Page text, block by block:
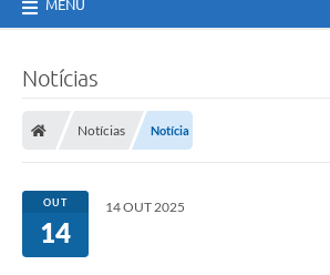
MENU
Notícias
Notícias Notícia
OUT
14
14 OUT 2025